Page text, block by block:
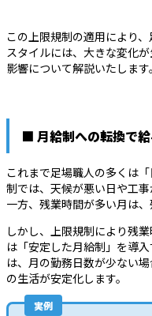
この上限規制の適用により
スタイルには、大きな変化
影響について解説いたします。
■ 月給制への転換で
これまで足場職人の多くは
制では、天候が悪い日や工
一方、残業時間が多い月は
しかし、上限規制により残
は「安定した月給制」を導
は、月の勤務日数が少ない
の生活が安定化します。
実例